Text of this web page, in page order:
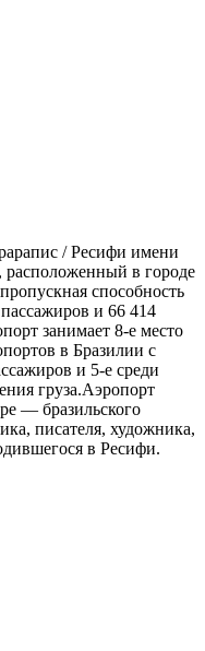
/ Ресифи имени
в городе
способность
и 66 414
занимает 8-е место
в Бразилии с
и 5-е среди
груза.Аэропорт
— бразильского
писателя, художника,
в Ресифи.